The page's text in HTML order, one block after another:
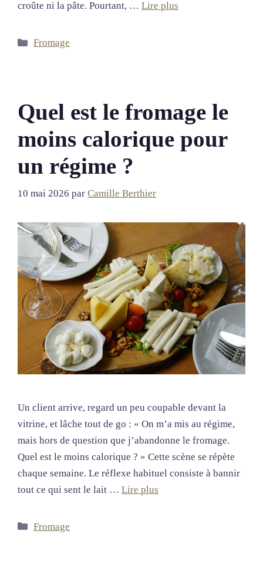
croûte ni la pâte. Pourtant, … Lire plus
Catégories
Fromage
Quel est le fromage le
moins calorique pour
un régime ?
10 mai 2026 par Camille Berthier
Un client arrive, regard un peu coupable devant la
vitrine, et lâche tout de go : « On m’a mis au régime,
mais hors de question que j’abandonne le fromage.
Quel est le moins calorique ? » Cette scène se répète
chaque semaine. Le réflexe habituel consiste à bannir
tout ce qui sent le lait … Lire plus
Catégories
Fromage